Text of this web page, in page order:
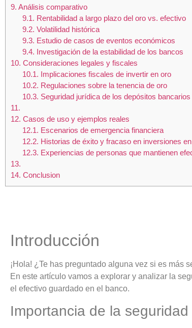
9. Análisis comparativo
9.1. Rentabilidad a largo plazo del oro vs. efectivo
9.2. Volatilidad histórica
9.3. Estudio de casos de eventos económicos
9.4. Investigación de la estabilidad de los bancos
10. Consideraciones legales y fiscales
10.1. Implicaciones fiscales de invertir en oro
10.2. Regulaciones sobre la tenencia de oro
10.3. Seguridad jurídica de los depósitos bancarios
11.
12. Casos de uso y ejemplos reales
12.1. Escenarios de emergencia financiera
12.2. Historias de éxito y fracaso en inversiones
12.3. Experiencias de personas que mantienen
13.
14. Conclusion
Introducción
¡Hola! ¿Te has preguntado alguna vez si es más
En este artículo vamos a explorar y analizar la
el efectivo guardado en el banco.
Importancia de la